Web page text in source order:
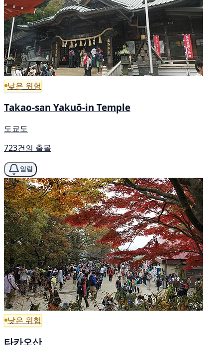
낮은 위험
Takao-san Yakuō-in Temple
도쿄도
723건의 출몰
알림
낮은 위험
타카오산